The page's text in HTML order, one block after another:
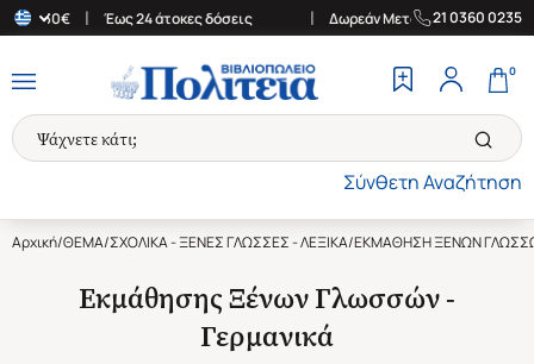
30€ | Έως 24 άτοκες δόσεις Δωρεάν Μεταφορικά στην Ελλάδα
21 0360 0235
Σύνθετη Αναζήτηση
0
Αρχική/ΘΕΜΑ/ΣΧΟΛΙΚΑ - ΞΕΝΕΣ ΓΛΩΣΣΕΣ - ΛΕΞΙΚΑ/ΕΚΜΑΘΗΣΗ ΞΕΝΩΝ
Εκμάθησης Ξένων Γλωσσών -
Γερμανικά